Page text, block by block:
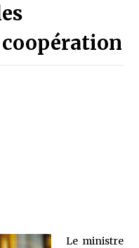
du M’zab
Le ministre